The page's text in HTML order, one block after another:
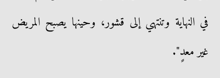
في النهاية وتنتهي إلى قشور، وحينها يصبح المريض
غير معدٍ".